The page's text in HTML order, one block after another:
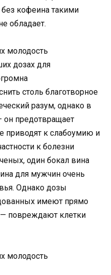
кофеина такими
обладает.
дозах для
столь благотворное
разум, однако в
предотвращает
приводят к слабоумию и
к болезни
один бокал вина
для мужчин очень
Однако дозы
имеют прямо
повреждают клетки